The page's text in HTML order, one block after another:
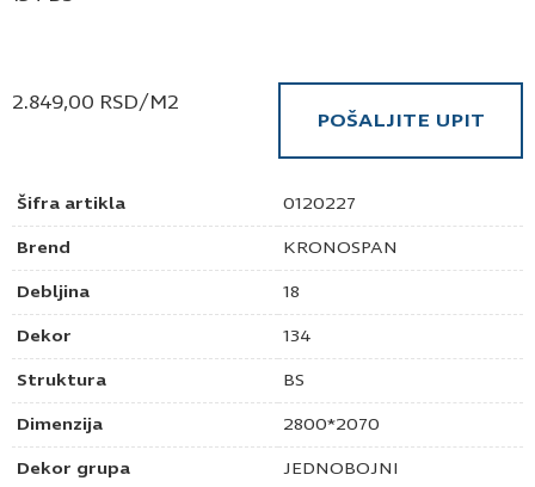
Šifra artikla 0120227
Brend KRONOSPAN
Debljina 18
Dekor 134
Struktura BS
Dimenzija 2800*2070
Dekor grupa JEDNOBOJNI
2.849,00 RSD/M2
POŠALJITE UPIT